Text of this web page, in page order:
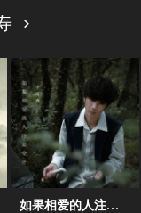
如果相爱的人注定分开